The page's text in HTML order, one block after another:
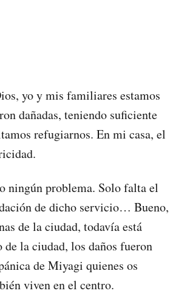
yo y mis familiares estamos
dañadas, teniendo suficiente
refugiarnos. En mi casa, el
ningún problema. Solo falta el
de dicho servicio… Bueno,
de la ciudad, todavía está
la ciudad, los daños fueron
de Miyagi quienes os
viven en el centro.